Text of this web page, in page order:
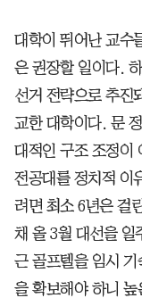
대학이 뛰어난 교수
은 권장할 일이다.
선거 전략으로 추진
교한 대학이다. 문
대적인 구조 조정이
전공대를 정치적 이
려면 최소 6년은 걸
채 올 3월 대선을 일
근 골프텔을 임시
을 확보해야 하니